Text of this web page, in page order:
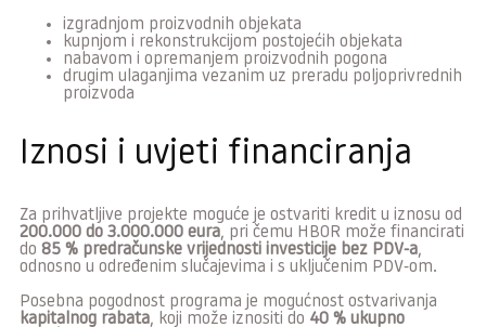
izgradnjom proizvodnih objekata
kupnjom i rekonstrukcijom postojećih objekata
nabavom i opremanjem proizvodnih pogona
drugim ulaganjima vezanim uz preradu poljoprivrednih
proizvoda
Iznosi i uvjeti financiranja
Za prihvatljive projekte moguće je ostvariti kredit u iznosu od
200.000 do 3.000.000 eura, pri čemu HBOR može financirati
do 85 % predračunske vrijednosti investicije bez PDV-a,
odnosno u određenim slučajevima i s uključenim PDV-om.
Posebna pogodnost programa je mogućnost ostvarivanja
kapitalnog rabata, koji može iznositi do 40 % ukupno